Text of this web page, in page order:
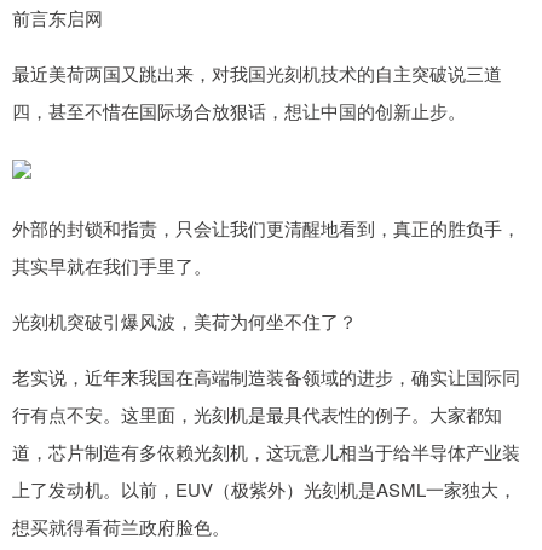
前言东启网
最近美荷两国又跳出来，对我国光刻机技术的自主突破说三道
四，甚至不惜在国际场合放狠话，想让中国的创新止步。
外部的封锁和指责，只会让我们更清醒地看到，真正的胜负手，
其实早就在我们手里了。
光刻机突破引爆风波，美荷为何坐不住了？
老实说，近年来我国在高端制造装备领域的进步，确实让国际同
行有点不安。这里面，光刻机是最具代表性的例子。大家都知
道，芯片制造有多依赖光刻机，这玩意儿相当于给半导体产业装
上了发动机。以前，EUV（极紫外）光刻机是ASML一家独大，
想买就得看荷兰政府脸色。